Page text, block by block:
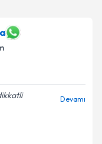
ilişkin
AydınlatmaDevamı